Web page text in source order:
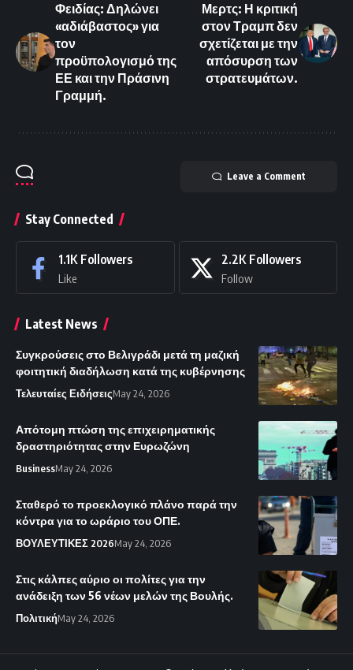
Φειδίας: Δηλώνει
«αδιάβαστος» για
τον
προϋπολογισμό της
ΕΕ και την Πράσινη
Γραμμή.
Μερτς: Η κριτική
στον Τραμπ δεν
σχετίζεται με την
απόσυρση των
στρατευμάτων.
Leave a Comment
Stay Connected
1.1K Followers
Like
2.2K Followers
Follow
Latest News
Συγκρούσεις στο Βελιγράδι μετά τη μαζική
φοιτητική διαδήλωση κατά της κυβέρνησης
Τελευταίες ΕιδήσειςMay 24, 2026
Απότομη πτώση της επιχειρηματικής
δραστηριότητας στην Ευρωζώνη
BusinessMay 24, 2026
Σταθερό το προεκλογικό πλάνο παρά την
κόντρα για το ωράριο του ΟΠΕ.
ΒΟΥΛΕΥΤΙΚΕΣ 2026May 24, 2026
Στις κάλπες αύριο οι πολίτες για την
ανάδειξη των 56 νέων μελών της Βουλής.
ΠολιτικήMay 24, 2026